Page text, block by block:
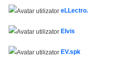
eLLectro.
Elvis
EV.spk